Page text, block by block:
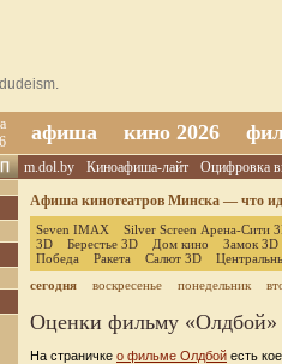
афиша кино 2026
m.dol.by Киноафиша-лайт
Оцифровка
Афиша кинотеатров Минска — что
Seven IMAX Silver Screen Арена-Сити
3D
Берестье 3D Дом кино Замок 3D
Победа
Ракета Салют 3D
сегодня
воскресенье понедельник
Оценки фильму «Олдбой»
На страничке о фильме Олдбой есть